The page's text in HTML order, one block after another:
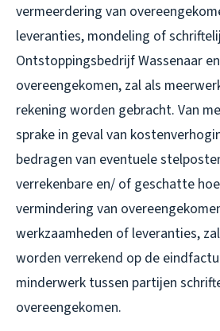
vermeerdering van
leveranties, mondeling of
Ontstoppingsbedrijf Wassenaar
overeengekomen, zal als
rekening worden gebracht. Van
sprake in geval van
bedragen van eventuele
verrekenbare en/ of geschatte
vermindering van
werkzaamheden of leveranties,
worden verrekend op de
minderwerk tussen partijen
overeengekomen.